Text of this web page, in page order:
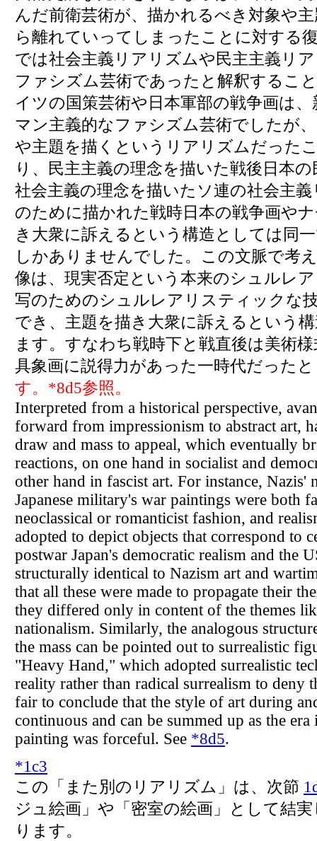
んだ前衛芸術が、描かれるべき対象や
ら離れていってしまったことに対する
では社会主義リアリズムや民主主義リ
ファシズム芸術であったと解釈するこ
イツの国策芸術や日本軍部の戦争画は
マン主義的なファシズム芸術でしたが
や主題を描くというリアリズムだった
り、民主主義の理念を描いた戦後日本
社会主義の理念を描いたソ連の社会主
のために描かれた戦時日本の戦争画や
き大衆に訴えるという構造としては同
しかありませんでした。この文脈で考
像は、現実否定という本来のシュルレ
写のためのシュルレアリスティックな
でき、主題を描き大衆に訴えるという
ます。すなわち戦時下と戦直後は美術
具象画に説得力があった一時代だった
す。*8d5参照。
Interpreted from a historical perspective,
forward from impressionism to abstract art,
draw and mass to appeal, which eventually
reactions, on one hand in socialist and
other hand in fascist art. For instance, Nazis'
Japanese military's war paintings were both
neoclassical or romanticist fashion, and
adopted to depict objects that correspond to
postwar Japan's democratic realism and the
structurally identical to Nazism art and
that all these were made to propagate their
they differed only in content of the themes
nationalism. Similarly, the analogous
the mass can be pointed out to surrealistic
"Heavy Hand," which adopted surrealistic
reality rather than radical surrealism to deny
fair to conclude that the style of art during
continuous and can be summed up as the
painting was forceful. See *8d5.
*1c3
この「また別のリアリズム」は、次節
ジュ絵画」や「密室の絵画」として結
ります。